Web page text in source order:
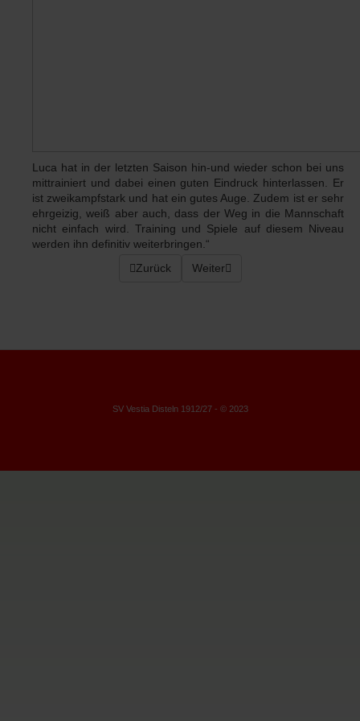
Luca hat in der letzten Saison hin-und wieder schon bei uns
mittrainiert und dabei einen guten Eindruck hinterlassen. Er
ist zweikampfstark und hat ein gutes Auge. Zudem ist er sehr
ehrgeizig, weiß aber auch, dass der Weg in die Mannschaft
nicht einfach wird. Training und Spiele auf diesem Niveau
werden ihn definitiv weiterbringen.“
Vorheriger Beitrag: Saisonstart am 13.
Zurück Nächster Beitrag: Landesliga
Weiter
SV Vestia Disteln 1912/27 - © 2023